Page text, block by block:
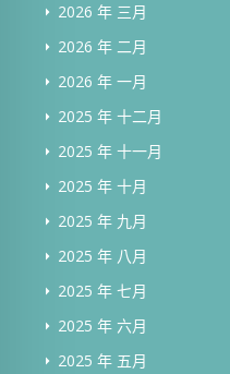
2026 年 三月
2026 年 二月
2026 年 一月
2025 年 十二月
2025 年 十一月
2025 年 十月
2025 年 九月
2025 年 八月
2025 年 七月
2025 年 六月
2025 年 五月